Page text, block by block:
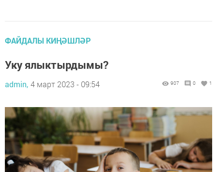
ФАЙДАЛЫ КИҢӘШЛӘР
Уку ялыктырдымы?
admin, 4 март 2023 - 09:54 907 0 1